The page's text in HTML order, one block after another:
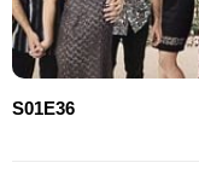
S01E36